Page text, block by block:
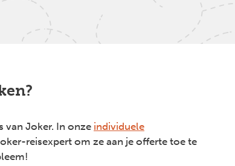
van Joker. In onze individuele
reisexpert om ze aan je offerte toe te